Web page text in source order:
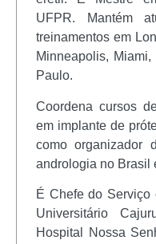
UFPR. Mantém
treinamentos em
Minneapolis,
Paulo.
Coordena cursos
em implante de
como organizador
andrologia no Brasil
É Chefe do Serviço
Universitário
Hospital Nossa